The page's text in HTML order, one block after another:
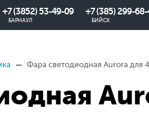
+7 (3852) 53-49-09
БАРНАУЛ
+7 (385) 299-
БИЙСК
Фара светодиодная Aurora для